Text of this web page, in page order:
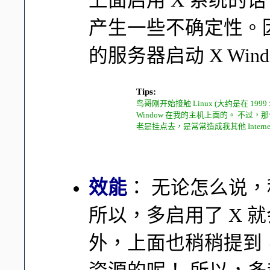
产生一些不确定性。
的服务器启动 X
Tips:
鸟哥刚开始接触 Linux (大约是在
Window 在我的主机上面的。 不过，
老是挂点去，是常常造成我其他
效能 ： 无论怎么说
所以，多启用了 X
外，上面也稍稍提